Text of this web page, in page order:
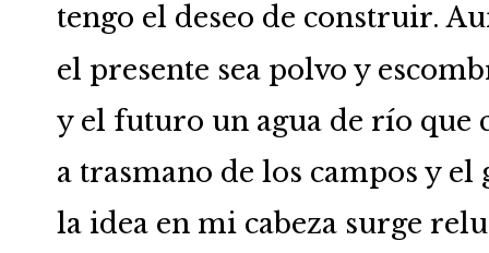
tengo el deseo de construir.
el presente sea polvo y
y el futuro un agua de río que
a trasmano de los campos y el
la idea en mi cabeza surge